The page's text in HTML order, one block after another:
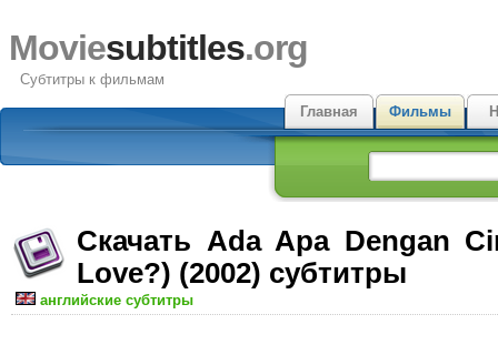
Moviesubtitles.org
Субтитры к фильмам
Главная
Фильмы
Скачать Ada Apa Dengan
Love?) (2002) субтитры
английские субтитры